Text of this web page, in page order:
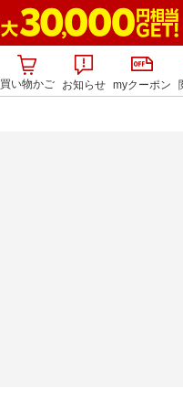
買い物かご お知らせ myクーポン